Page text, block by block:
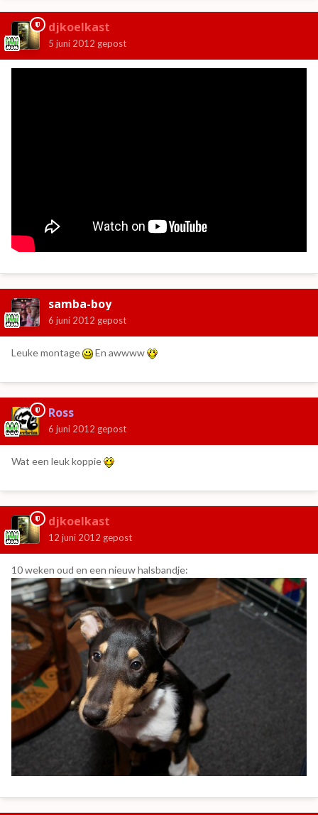
djkoelkast
5 juni 2012 gepost
samba-boy
6 juni 2012 gepost
Leuke montage En awwww
Ross
6 juni 2012 gepost
Wat een leuk koppie
djkoelkast
12 juni 2012 gepost
10 weken oud en een nieuw halsbandje: